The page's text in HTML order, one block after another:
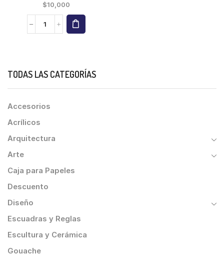
$10,000
TODAS LAS CATEGORÍAS
Accesorios
Acrílicos
Arquitectura
Arte
Caja para Papeles
Descuento
Diseño
Escuadras y Reglas
Escultura y Cerámica
Gouache